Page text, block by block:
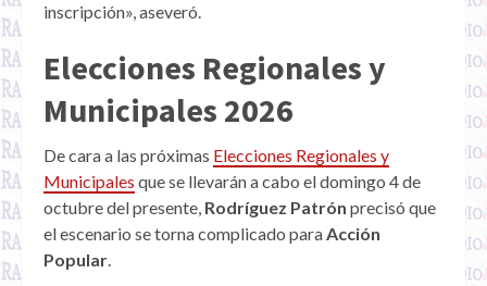
inscripción», aseveró.
Elecciones Regionales y
Municipales 2026
De cara a las próximas Elecciones Regionales y
Municipales que se llevarán a cabo el domingo 4 de
octubre del presente, Rodríguez Patrón precisó que
el escenario se torna complicado paraAcción
Popular.